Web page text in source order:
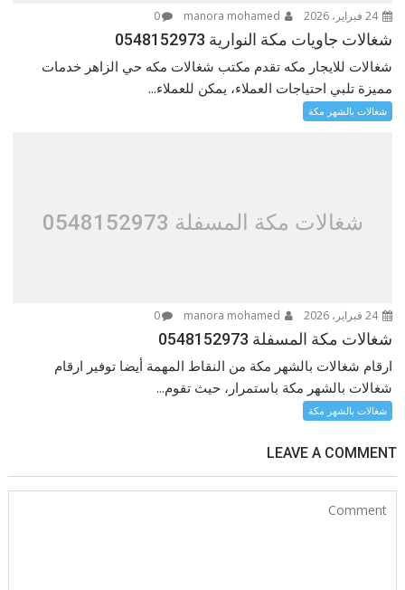
24 فبراير، 2026 0
شغالات جاويات مكة النوارية 0548152973
شغالات للايجار مكه تقدم مكتب شغالات مكه حي الزاهر خدمات
مميزة تلبي احتياجات العملاء، يمكن للعملاء...
شغالات بالشهر مكة
شغالات مكة المسفلة 0548152973
24 فبراير، 2026 0
شغالات مكة المسفلة 0548152973
ارقام شغالات بالشهر مكة من النقاط المهمة أيضا توفير ارقام
شغالات بالشهر مكة باستمرار، حيث تقوم...
شغالات بالشهر مكة
LEAVE A COMMENT